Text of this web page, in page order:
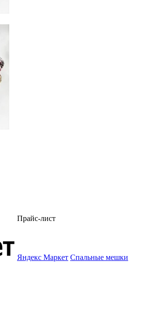
Прайс-лист
Яндекс Маркет Спальные мешки